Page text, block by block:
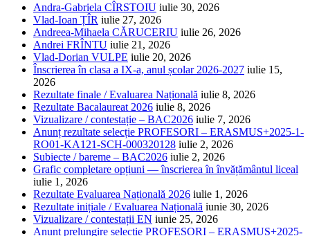
Andra-Gabriela CÎRSTOIU iulie 30, 2026
Vlad-Ioan ȚÎR iulie 27, 2026
Andreea-Mihaela CĂRUCERIU iulie 26, 2026
Andrei FRÎNTU iulie 21, 2026
Vlad-Dorian VULPE iulie 20, 2026
Înscrierea în clasa a IX-a, anul școlar 2026-2027 iulie 15,
2026
Rezultate finale / Evaluarea Națională iulie 8, 2026
Rezultate Bacalaureat 2026 iulie 8, 2026
Vizualizare / contestație – BAC2026 iulie 7, 2026
Anunț rezultate selecție PROFESORI – ERASMUS+2025-1-
RO01-KA121-SCH-000320128 iulie 2, 2026
Subiecte / bareme – BAC2026 iulie 2, 2026
Grafic completare opțiuni — înscrierea în învățământul liceal
iulie 1, 2026
Rezultate Evaluarea Națională 2026 iulie 1, 2026
Rezultate inițiale / Evaluarea Națională iunie 30, 2026
Vizualizare / contestații EN iunie 25, 2026
Anunț prelungire selecție PROFESORI – ERASMUS+2025-